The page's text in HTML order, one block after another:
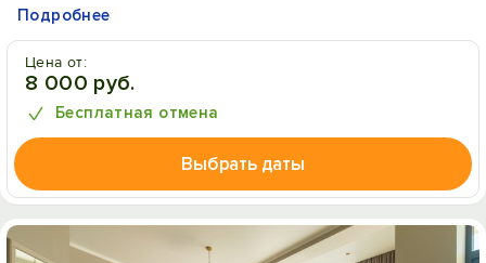
Подробнее
Цена от:
8 000 руб.
Бесплатная отмена
Выбрать даты